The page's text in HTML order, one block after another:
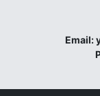
Email: